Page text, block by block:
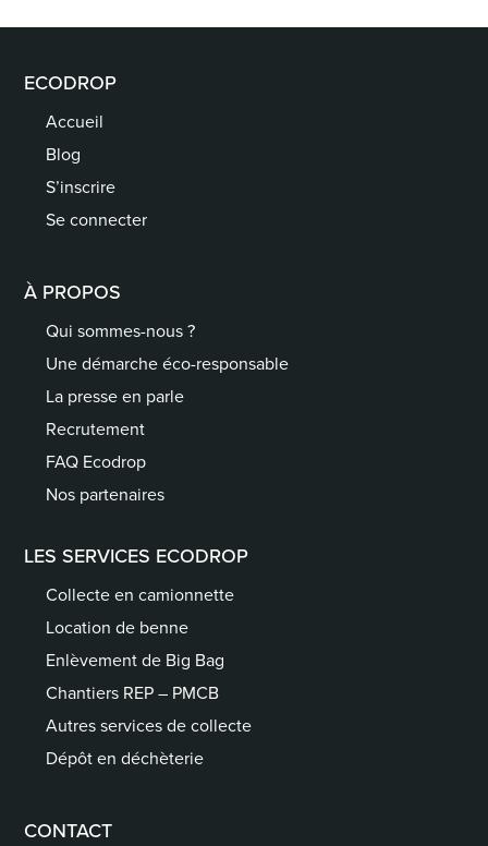
ECODROP
Accueil
Blog
S’inscrire
Se connecter
À PROPOS
Qui sommes-nous ?
Une démarche éco-responsable
La presse en parle
Recrutement
FAQ Ecodrop
Nos partenaires
LES SERVICES ECODROP
Collecte en camionnette
Location de benne
Enlèvement de Big Bag
Chantiers REP – PMCB
Autres services de collecte
Dépôt en déchèterie
CONTACT